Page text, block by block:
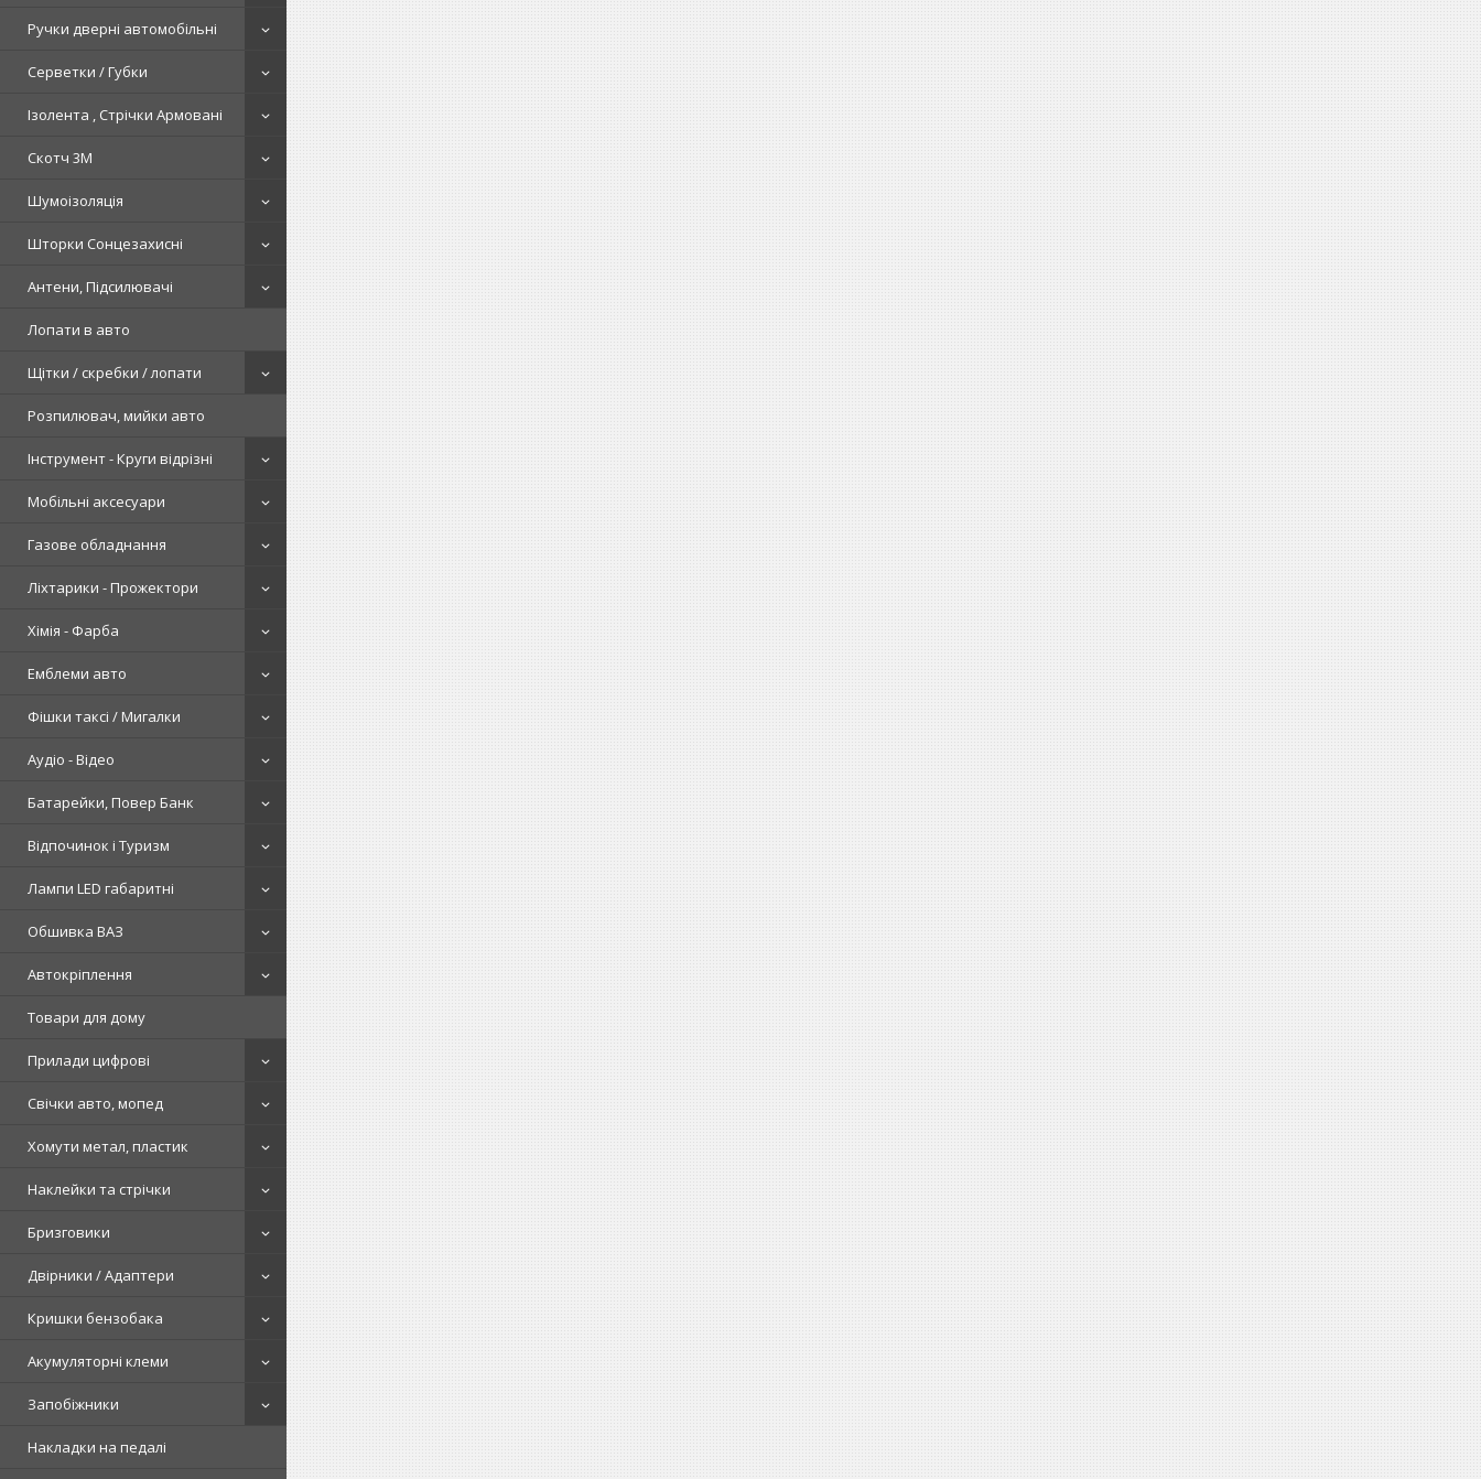
Ручки дверні автомобільні
Серветки / Губки
Ізолента , Стрічки Армовані
Скотч 3М
Шумоізоляція
Шторки Сонцезахисні
Антени, Підсилювачі
Лопати в авто
Щітки / скребки / лопати
Розпилювач, мийки авто
Інструмент - Круги відрізні
Мобільні аксесуари
Газове обладнання
Ліхтарики - Прожектори
Хімія - Фарба
Емблеми авто
Фішки таксі / Мигалки
Аудіо - Відео
Батарейки, Повер Банк
Відпочинок і Туризм
Лампи LED габаритні
Обшивка ВАЗ
Автокріплення
Товари для дому
Прилади цифрові
Свічки авто, мопед
Хомути метал, пластик
Наклейки та стрічки
Бризговики
Двірники / Адаптери
Кришки бензобака
Акумуляторні клеми
Запобіжники
Накладки на педалі